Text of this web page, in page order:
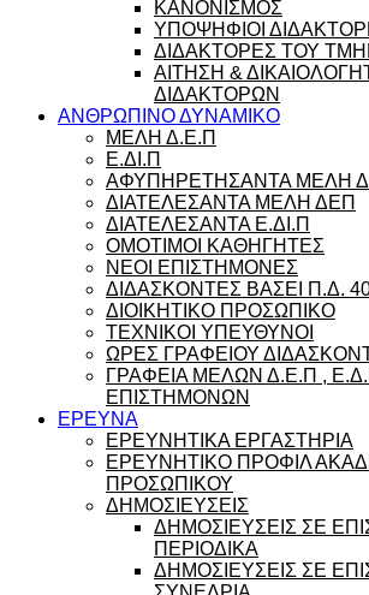
ΚΑΝΟΝΙΣΜΟΣ
ΥΠΟΨΗΦΙΟΙ
ΔΙΔΑΚΤΟΡΕΣ ΤΟΥ
ΑΙΤΗΣΗ &
ΔΙΔΑΚΤΟΡΩΝ
ΑΝΘΡΩΠΙΝΟ ΔΥΝΑΜΙΚΟ
ΜΕΛΗ Δ.Ε.Π
Ε.ΔΙ.Π
ΑΦΥΠΗΡΕΤΗΣΑΝΤΑ ΜΕΛΗ
ΔΙΑΤΕΛΕΣΑΝΤΑ ΜΕΛΗ ΔΕΠ
ΔΙΑΤΕΛΕΣΑΝΤΑ Ε.ΔΙ.Π
ΟΜΟΤΙΜΟΙ ΚΑΘΗΓΗΤΕΣ
ΝΕΟΙ ΕΠΙΣΤΗΜΟΝΕΣ
ΔΙΔΑΣΚΟΝΤΕΣ ΒΑΣΕΙ Π.Δ.
ΔΙΟΙΚΗΤΙΚΟ ΠΡΟΣΩΠΙΚΟ
ΤΕΧΝΙΚΟΙ ΥΠΕΥΘΥΝΟΙ
ΩΡΕΣ ΓΡΑΦΕΙΟΥ
ΓΡΑΦΕΙΑ ΜΕΛΩΝ Δ.Ε.Π ,
ΕΠΙΣΤΗΜΟΝΩΝ
ΕΡΕΥΝΑ
ΕΡΕΥΝΗΤΙΚΑ ΕΡΓΑΣΤΗΡΙΑ
ΕΡΕΥΝΗΤΙΚΟ ΠΡΟΦΙΛ
ΠΡΟΣΩΠΙΚΟΥ
ΔΗΜΟΣΙΕΥΣΕΙΣ
ΔΗΜΟΣΙΕΥΣΕΙΣ ΣΕ
ΠΕΡΙΟΔΙΚΑ
ΔΗΜΟΣΙΕΥΣΕΙΣ ΣΕ